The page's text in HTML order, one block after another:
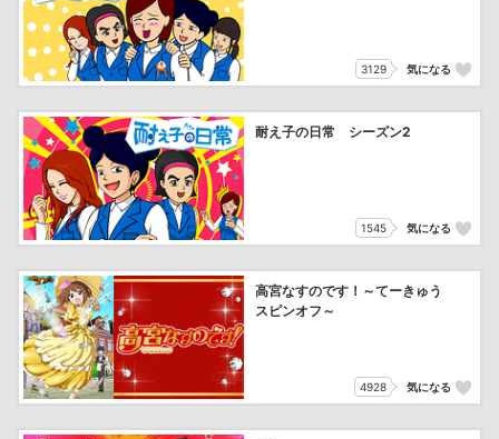
3129 気になる
耐え子の日常 シーズン2
1545 気になる
高宮なすのです！～てーきゅう
スピンオフ～
4928 気になる